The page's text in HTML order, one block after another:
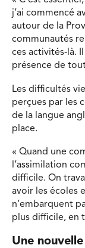
j’ai commencé
autour de la
communautés
ces activités-là.
présence de
Les difficultés
perçues par les
de la langue
place.
« Quand une
l’assimilation
difficile. On
avoir les écoles
n’embarquent
plus difficile, en
Une